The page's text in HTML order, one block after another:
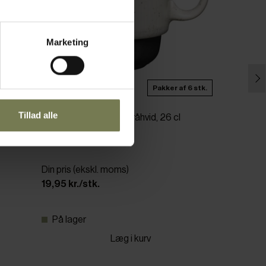
Marketing
Tillad alle
Pakker af 6 stk.
Mugs stabelbart krus, råhvid, 26 cl
Varenr: 11947812
Din pris (ekskl. moms)
19,95 kr./stk.
På lager
Læg i kurv